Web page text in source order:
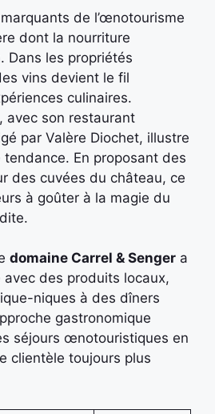
de l’œnotourisme
dont la nourriture
Dans les propriétés
vins devient le fil
culinaires.
, avec son restaurant
par Valère Diochet, illustre
En proposant des
des cuvées du château, ce
à goûter à la magie du
domaine Carrel & Senger a
des produits locaux,
niques à des dîners
gastronomique
séjours œnotouristiques en
clientèle toujours plus